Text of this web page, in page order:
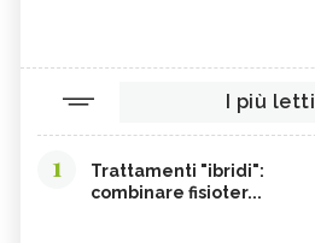
I più letti
1
Trattamenti "ibridi":
combinare fisioter...